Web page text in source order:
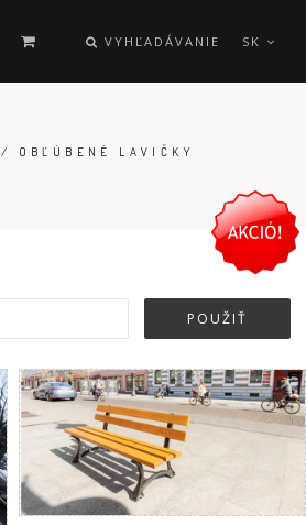
VYHĽADÁVANIE SK
/ OBĽÚBENÉ LAVIČKY